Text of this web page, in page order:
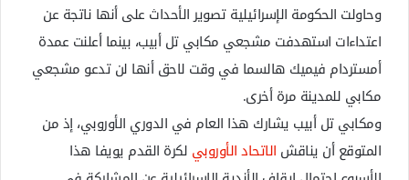
وحاولت الحكومة الإسرائيلية تصوير الأحداث على أنها ناتجة عن
اعتداءات استهدفت مشجعي مكابي تل أبيب، بينما أعلنت عمدة
أمستردام فيميك هالسما في وقت لاحق أنها لن تدعو مشجعي
مكابي للمدينة مرة أخرى.
ومكابي تل أبيب يشارك هذا العام في الدوري الأوروبي، إذ من
المتوقع أن يناقش الاتحاد الأوروبي لكرة القدم يويفا هذا